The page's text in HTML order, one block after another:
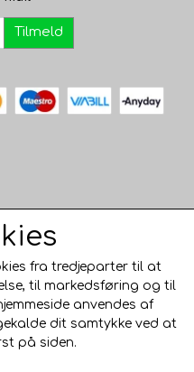
Tilmeld
eller 82 kr.
i Horsens
fra tredjeparter til at
til markedsføring og til
anvendes af
dit samtykke ved at
på siden.